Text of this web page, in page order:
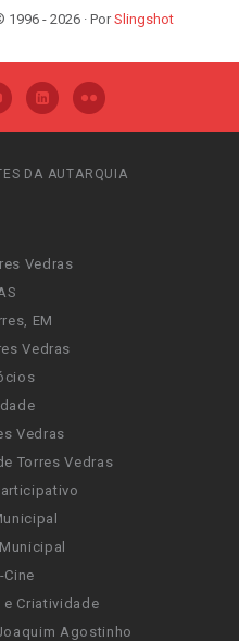
- 2026 · PorSlingshot
DA AUTARQUIA
Vedras
EM
Vedras
Vedras
Torres Vedras
Cine
e Criatividade
Agostinho